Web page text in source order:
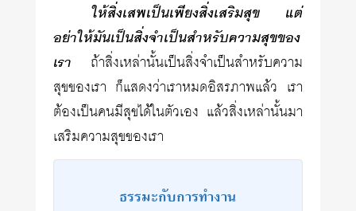
ให้สิ่งเสพเป็นเพียงสิ่งเสริมสุข แต่
อย่าให้มันเป็นสิ่งจำเป็นสำหรับความสุขของ
เรา ถ้าสิ่งเหล่านั้นเป็นสิ่งจำเป็นสำหรับความ
สุขของเรา ก็แสดงว่าเราหมดอิสรภาพแล้ว เรา
ต้องเป็นคนมีสุขได้ในตัวเอง แล้วสิ่งเหล่านั้นมา
เสริมความสุขของเรา
ธรรมะกับการทำงาน